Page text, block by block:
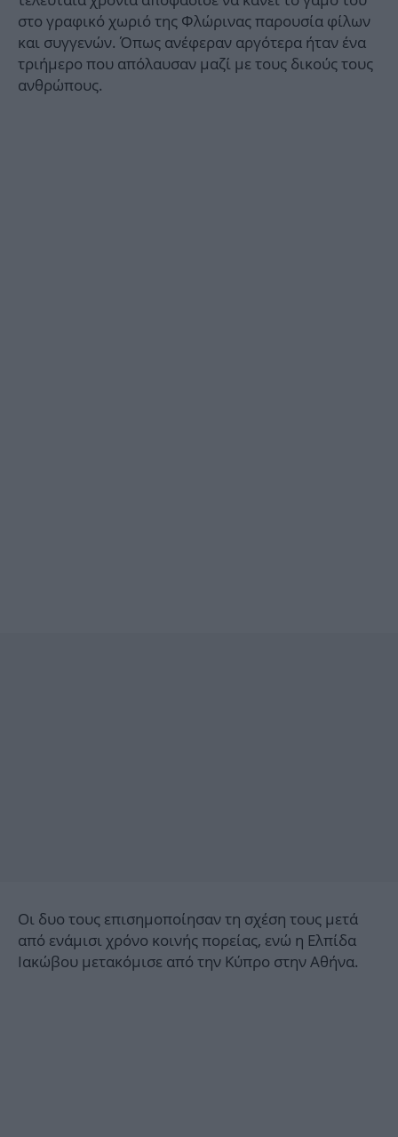
στο γραφικό χωριό της Φλώρινας παρουσία φίλων
και συγγενών. Όπως ανέφεραν αργότερα ήταν ένα
τριήμερο που απόλαυσαν μαζί με τους δικούς τους
ανθρώπους.
Οι δυο τους επισημοποίησαν τη σχέση τους μετά
από ενάμισι χρόνο κοινής πορείας, ενώ η Ελπίδα
Ιακώβου μετακόμισε από την Κύπρο στην Αθήνα.